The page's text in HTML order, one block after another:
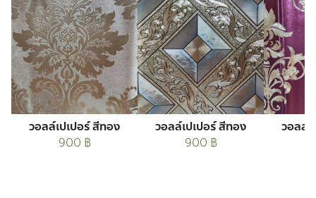
วอลล์เปเปอร์ สีทอง
900 ฿
วอลล์เปเปอร์ สีทอง
900 ฿
วอลล์